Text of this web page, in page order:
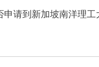
申请到新加坡南洋理